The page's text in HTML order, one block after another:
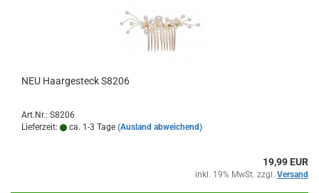
NEU Haargesteck S8206
Art.Nr.: S8206
Lieferzeit:
ca. 1-3 Tage (Ausland abweichend)
19,99 EUR
inkl. 19% MwSt. zzgl. Versand